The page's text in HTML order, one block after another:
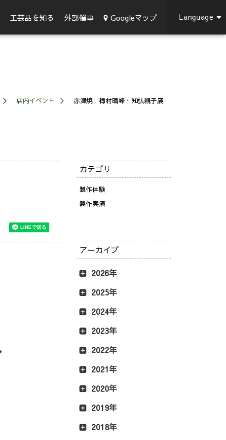
工芸品を知る 外部催事 Googleマップ Language
店内イベント 赤津焼 梅村晴峰・知弘親子展
カテゴリ
製作体験
製作実演
アーカイブ
2026年
2025年
2024年
2023年
2022年
2021年
2020年
2019年
2018年